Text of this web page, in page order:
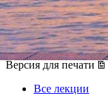
14 января 2018,
Версия для печати
Все лекции